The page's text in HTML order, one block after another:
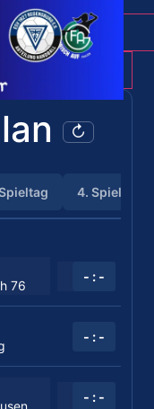
27
↻
4. Spieltag
76
- : -
- : -
- : -